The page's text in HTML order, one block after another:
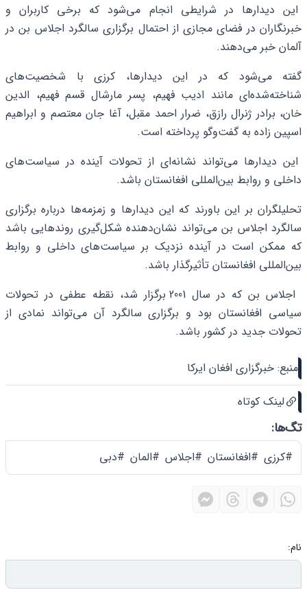
این دیدارها در شرایطی انجام می‌شود که برخی کاربران و
خبرنگاران در فضای مجازی از احتمال برگزاری سالگرد اجلاس بن در
آلمان خبر می‌دهند.
گفته می‌شود که در این دیدارها، کرزی با شخصیت‌های
شناخته‌شده‌ای مانند ادیب فهیم، پسر مارشال قسم فهیم، الدین
خان، برادر ژنرال رازق، ضرار احمد مقبل، آغا جان معتصم و ابراهیم
اسپین زاده به گفت‌وگو پرداخته است.
این دیدارها می‌تواند نشانه‌ای از تحولات آینده در سیاست‌های
داخلی و روابط بین‌المللی افغانستان باشد.
تحلیلگران بر این باورند که این دیدارها و زمزمه‌ها درباره برگزاری
سالگرد اجلاس بن می‌تواند نشان‌دهنده شکل‌گیری روندهایی باشد
که ممکن است در آینده نزدیک بر سیاست‌های داخلی و روابط
بین‌المللی افغانستان تأثیرگذار باشد.
اجلاس بن که در سال 2001 برگزار شد، نقطه عطفی در تحولات
سیاسی افغانستان بود و برگزاری سالگرد آن می‌تواند نمادی از
تحولات جدید در کشور باشد.
منبع: خبرگزاری افغان ایرکا
لینک کوتاه
تگ‌ها:
#کرزی #افغانستان #اجلاس #المان #دبی
نام: